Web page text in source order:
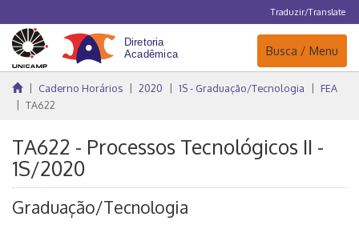
Traduzir/Translate
Navegação
Busca / Menu
Caderno Horários 2020 1S - Graduação/Tecnologia
FEA
TA622
TA622 - Processos Tecnológicos II -
1S/2020
Graduação/Tecnologia